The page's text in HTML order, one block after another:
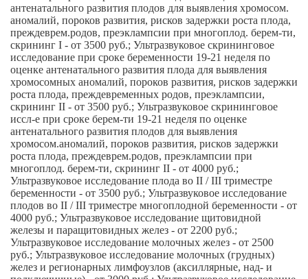
антенатального развития плодов для выявления хромосом.
аномалий, пороков развития, рисков задержки роста плода,
преждеврем.родов, преэклампсии при многоплод. берем-ти,
скрининг I - от 3500 руб.; Ультразвуковое скрининговое
исследование при сроке беременности 19-21 неделя по
оценке антенатального развития плода для выявления
хромосомных аномалий, пороков развития, рисков задержки
роста плода, преждевременных родов, преэклампсии,
скрининг II - от 3500 руб.; Ультразвуковое скрининговое
иссл-е при сроке берем-ти 19-21 неделя по оценке
антенатального развития плодов для выявления
хромосом.аномалий, пороков развития, рисков задержки
роста плода, преждеврем.родов, преэклампсии при
многоплод. берем-ти, скрининг II - от 4000 руб.;
Ультразвуковое исследование плода во II / III триместре
беременности - от 3500 руб.; Ультразвуковое исследование
плодов во II / III триместре многоплодной беременности - от
4000 руб.; Ультразвуковое исследование щитовидной
железы и паращитовидных желез - от 2200 руб.;
Ультразвуковое исследование молочных желез - от 2500
руб.; Ультразвуковое исследование молочных (грудных)
желез и регионарных лимфоузлов (аксиллярные, над- и